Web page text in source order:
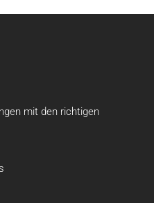
mit den richtigen